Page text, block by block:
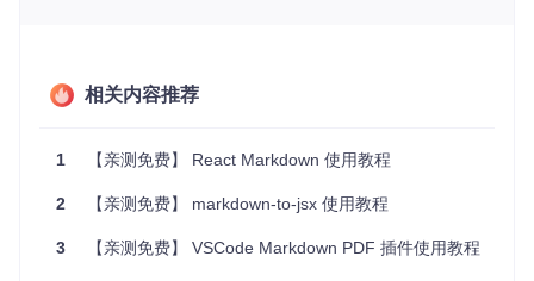
- **跨地区支持**
- **灵活配置**
## 部署与配置
AHA提供了CloudFormation和Terraform两种部署方案，无论是否使用
要了解更多详细信息，请参考项目文档中的[目录]( #table-of-contents
相关内容推荐
1 【亲测免费】 React Markdown 使用教程
2 【亲测免费】 markdown-to-jsx 使用教程
3 【亲测免费】 VSCode Markdown PDF 插件使用教程